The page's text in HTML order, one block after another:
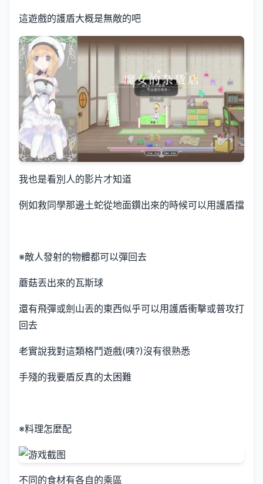
這遊戲的護盾大概是無敵的吧
我也是看別人的影片才知道
例如救同學那邊土蛇從地面鑽出來的時候可以用護盾擋
※敵人發射的物體都可以彈回去
蘑菇丟出來的瓦斯球
還有飛彈或劍山丟的東西似乎可以用護盾衝擊或普攻打
回去
老實說我對這類格鬥遊戲(咦?)沒有很熟悉
手殘的我要盾反真的太困難
※料理怎麼配
不同的食材有各自的乘區